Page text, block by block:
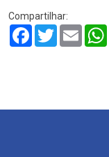
Compartilhar:
Facebook
TwitterEmail